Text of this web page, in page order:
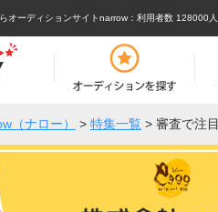
オーディションサイトnarrow ：利用者数 128000人
（ナロー） > 特集一覧 > 審査で注